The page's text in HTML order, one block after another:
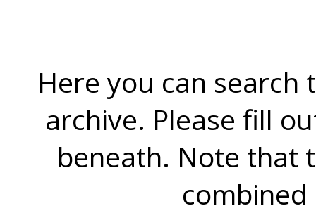
Here you can search
archive. Please fill
beneath. Note that
combined